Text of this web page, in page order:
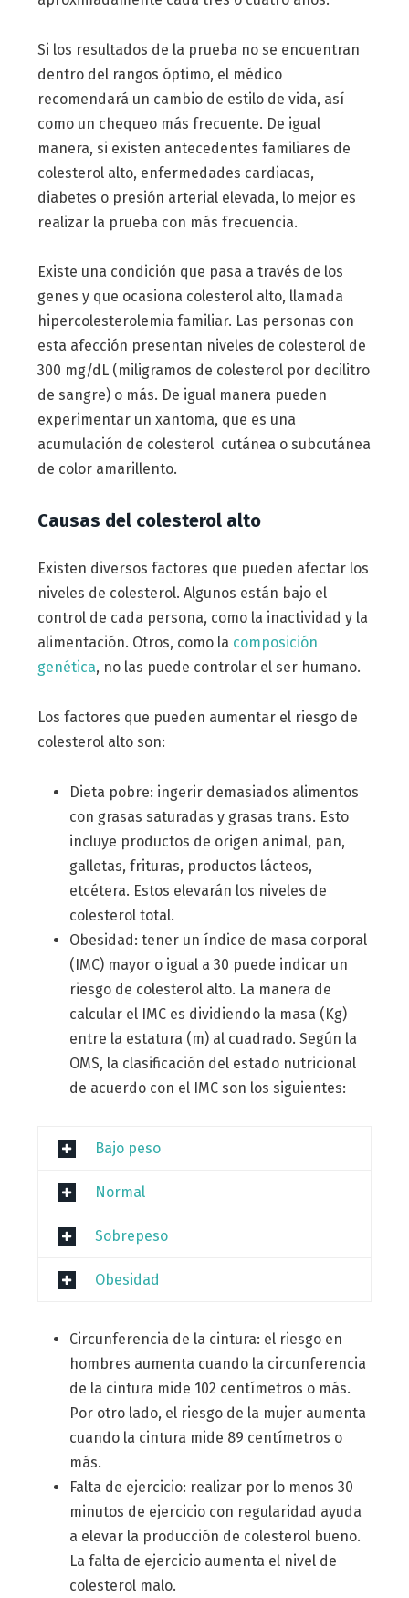
Si los resultados de la prueba no se encuentran
dentro del rangos óptimo, el médico
recomendará un cambio de estilo de vida, así
como un chequeo más frecuente. De igual
manera, si existen antecedentes familiares de
colesterol alto, enfermedades cardiacas,
diabetes o presión arterial elevada, lo mejor es
realizar la prueba con más frecuencia.
Existe una condición que pasa a través de los
genes y que ocasiona colesterol alto, llamada
hipercolesterolemia familiar. Las personas con
esta afección presentan niveles de colesterol de
300 mg/dL (miligramos de colesterol por decilitro
de sangre) o más. De igual manera pueden
experimentar un xantoma, que es una
acumulación de colesterol cutánea o subcutánea
de color amarillento.
Causas del colesterol alto
Existen diversos factores que pueden afectar los
niveles de colesterol. Algunos están bajo el
control de cada persona, como la inactividad y la
alimentación. Otros, como la composición
genética, no las puede controlar el ser humano.
Los factores que pueden aumentar el riesgo de
colesterol alto son:
Dieta pobre: ingerir demasiados alimentos
con grasas saturadas y grasas trans. Esto
incluye productos de origen animal, pan,
galletas, frituras, productos lácteos,
etcétera. Estos elevarán los niveles de
colesterol total.
Obesidad: tener un índice de masa corporal
(IMC) mayor o igual a 30 puede indicar un
riesgo de colesterol alto. La manera de
calcular el IMC es dividiendo la masa (Kg)
entre la estatura (m) al cuadrado. Según la
OMS, la clasificación del estado nutricional
de acuerdo con el IMC son los siguientes:
Bajo peso
Normal
Sobrepeso
Obesidad
Circunferencia de la cintura: el riesgo en
hombres aumenta cuando la circunferencia
de la cintura mide 102 centímetros o más.
Por otro lado, el riesgo de la mujer aumenta
cuando la cintura mide 89 centímetros o
más.
Falta de ejercicio: realizar por lo menos 30
minutos de ejercicio con regularidad ayuda
a elevar la producción de colesterol bueno.
La falta de ejercicio aumenta el nivel de
colesterol malo.